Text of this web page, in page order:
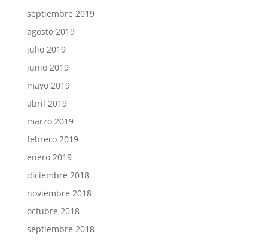
septiembre 2019
agosto 2019
julio 2019
junio 2019
mayo 2019
abril 2019
marzo 2019
febrero 2019
enero 2019
diciembre 2018
noviembre 2018
octubre 2018
septiembre 2018